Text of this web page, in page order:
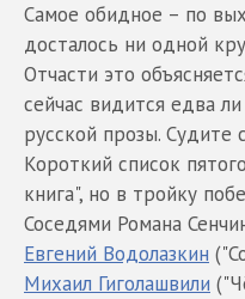
Самое обидное – по
досталось ни одной
Отчасти это
сейчас видится едва
русской прозы.
Короткий список
книга", но в тройку
Соседями Романа
Евгений Водолазкин
Михаил Гиголашвили